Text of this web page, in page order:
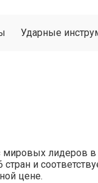
Ударные
мировых лидеров
стран и
цене.